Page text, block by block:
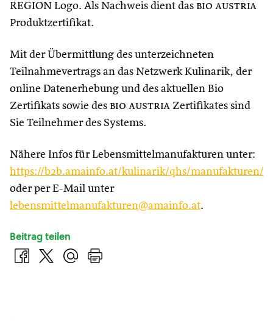
REGION Logo. Als Nachweis dient das bio austria
Produktzertifikat.
Mit der Übermittlung des unterzeichneten
Teilnahmevertrags an das Netzwerk Kulinarik, der
online Datenerhebung und des aktuellen Bio
Zertifikats sowie des bio austria Zertifikates sind
Sie Teilnehmer des Systems.
Nähere Infos für Lebensmittelmanufakturen unter:
https://b2b.amainfo.at/kulinarik/qhs/manufakturen/
oder per E-Mail unter
lebensmittelmanufakturen@amainfo.at.
Beitrag teilen